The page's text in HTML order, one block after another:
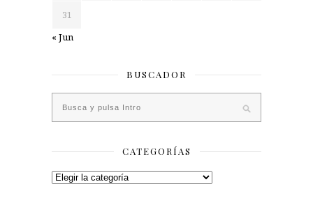
31
« Jun
BUSCADOR
CATEGORÍAS
Categorías